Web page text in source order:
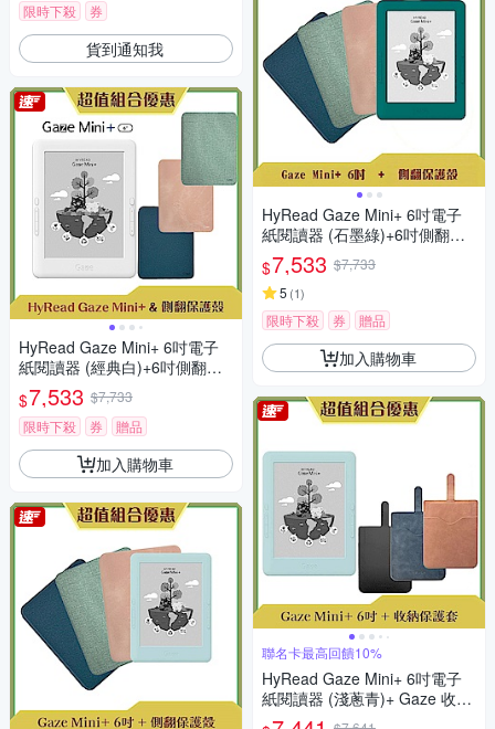
限時下殺 券
貨到通知我
HyRead Gaze Mini+ 6吋電子
紙閱讀器 (經典白)+6吋側翻保
護殼
$7,533 $7,733
限時下殺
券 贈品
加入購物車
HyRead Gaze Mini+ 6吋電子
紙閱讀器 (石墨綠)+6吋側翻保
護殼
$7,533 $7,733
5 (1)
限時下殺 券 贈品
加入購物車
聯名卡最高回饋10%
HyRead Gaze Mini+ 6吋電子
紙閱讀器 (淺蔥青)+ Gaze 收納
保護套 (組合)